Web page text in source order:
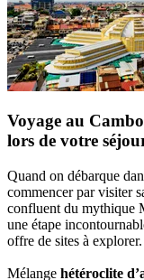
Voyage au
lors de votre
Quand on débarque
commencer par visiter
confluent du mythique
une étape
offre de sites à explorer.
Mélange hétéroclite